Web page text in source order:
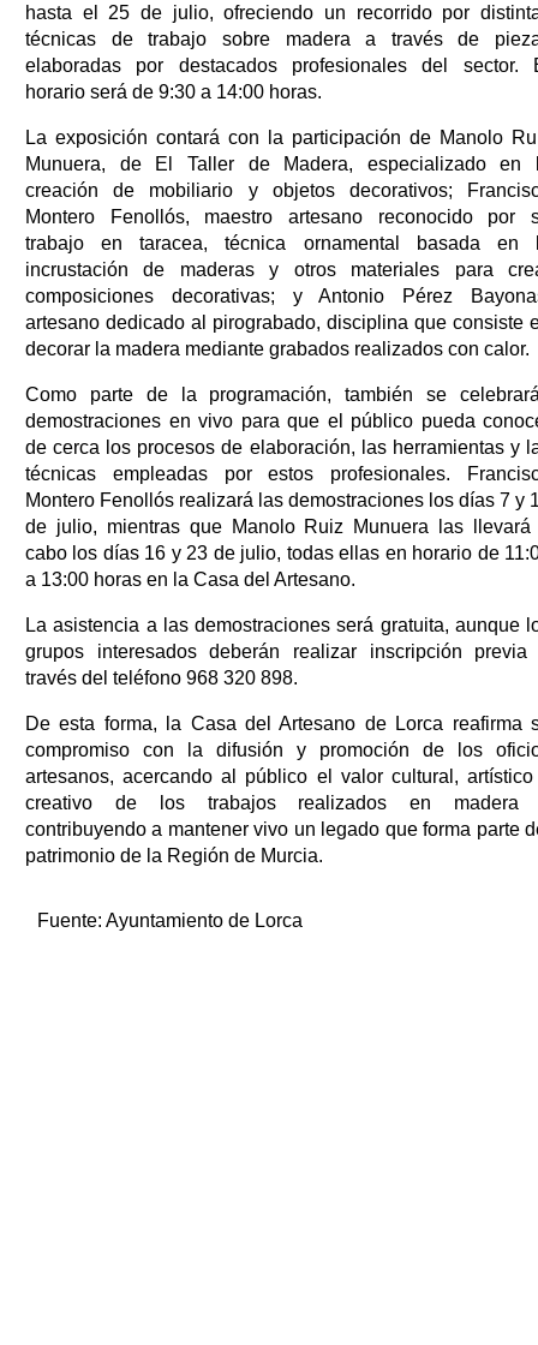
hasta el 25 de julio, ofreciendo un recorrido por
técnicas de trabajo sobre madera a través de
elaboradas por destacados profesionales del sector.
horario será de 9:30 a 14:00 horas.
La exposición contará con la participación de Manolo
Munuera, de El Taller de Madera, especializado en
creación de mobiliario y objetos decorativos;
Montero Fenollós, maestro artesano reconocido por
trabajo en taracea, técnica ornamental basada en
incrustación de maderas y otros materiales para
composiciones decorativas; y Antonio Pérez
artesano dedicado al pirograbado, disciplina que consiste
decorar la madera mediante grabados realizados con calor.
Como parte de la programación, también se
demostraciones en vivo para que el público pueda
de cerca los procesos de elaboración, las herramientas y
técnicas empleadas por estos profesionales.
Montero Fenollós realizará las demostraciones los días 7 y
de julio, mientras que Manolo Ruiz Munuera las llevará
cabo los días 16 y 23 de julio, todas ellas en horario de
a 13:00 horas en la Casa del Artesano.
La asistencia a las demostraciones será gratuita, aunque
grupos interesados deberán realizar inscripción previa
través del teléfono 968 320 898.
De esta forma, la Casa del Artesano de Lorca reafirma
compromiso con la difusión y promoción de los
artesanos, acercando al público el valor cultural,
creativo de los trabajos realizados en madera
contribuyendo a mantener vivo un legado que forma parte
patrimonio de la Región de Murcia.
Fuente: Ayuntamiento de Lorca